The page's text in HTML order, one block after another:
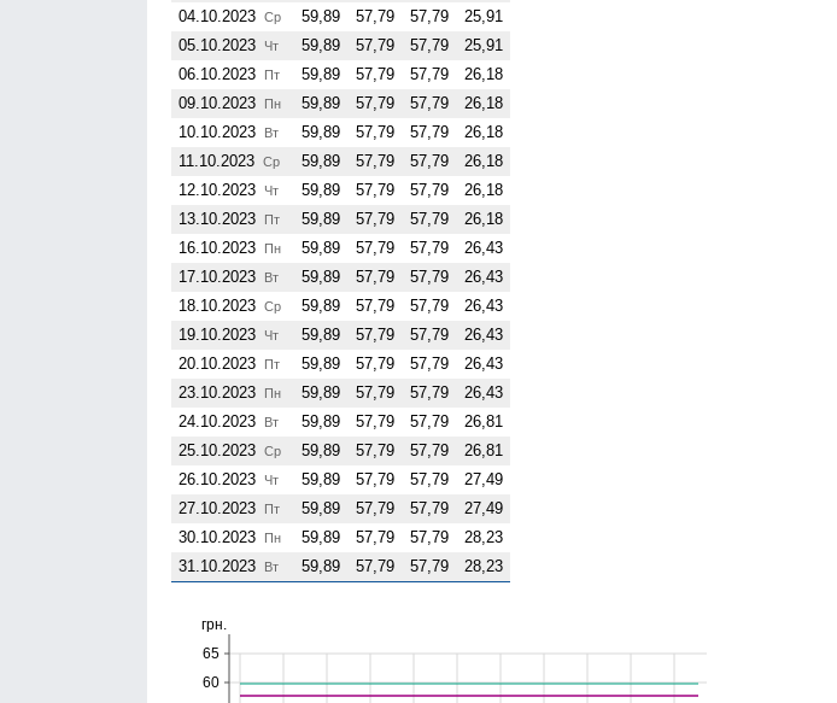
04.10.2023 Ср 59,89 57,79 57,79
25,91
05.10.2023
Чт 59,89 57,79 57,79
25,91
06.10.2023
Пт 59,89 57,79 57,79
26,18
09.10.2023
Пн 59,89 57,79 57,79
26,18
10.10.2023
Вт 59,89 57,79 57,79
26,18
11.10.2023 Ср 59,89 57,79 57,79
26,18
12.10.2023
Чт 59,89 57,79 57,79
26,18
13.10.2023
Пт 59,89 57,79 57,79
26,18
16.10.2023
Пн 59,89 57,79 57,79
26,43
17.10.2023
Вт 59,89 57,79 57,79
26,43
18.10.2023 Ср 59,89 57,79 57,79
26,43
19.10.2023
Чт 59,89 57,79 57,79
26,43
20.10.2023
Пт 59,89 57,79 57,79
26,43
23.10.2023
Пн 59,89 57,79 57,79
26,43
24.10.2023
Вт 59,89 57,79 57,79
26,81
25.10.2023 Ср 59,89 57,79 57,79
26,81
26.10.2023
Чт 59,89 57,79 57,79
27,49
27.10.2023
Пт 59,89 57,79 57,79
27,49
30.10.2023
Пн 59,89 57,79 57,79
28,23
31.10.2023
Вт 59,89 57,79 57,79 28,23